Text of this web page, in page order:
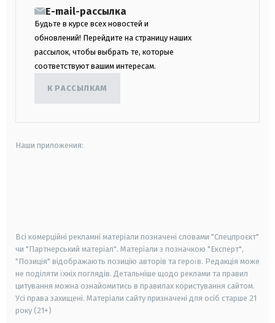
E-mail-рассылка
Будьте в курсе всех новостей и
обновлений! Перейдите на страницу наших
рассылок, чтобы выбрать те, которые
соответствуют вашим интересам.
К РАССЫЛКАМ
Наши приложения:
Всі комерційні рекламні матеріали позначені словами "Спецпроєкт"
чи "Партнерський матеріал". Матеріали з позначкою "Експерт",
"Позиція" відображають позицію авторів та героїв. Редакція може
не поділяти їхніх поглядів. Детальніше щодо реклами та правил
цитування можна ознайомитись в правилах користування сайтом.
Усі права захищені. Матеріали сайту призначені для осіб старше 21
року (21+)